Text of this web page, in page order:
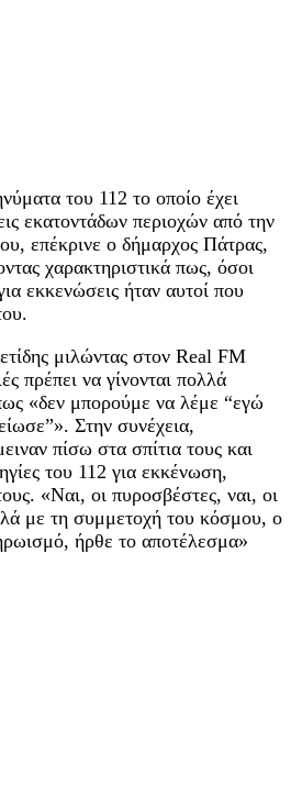
του 112 το οποίο έχει
εκατοντάδων περιοχών από την
επέκρινε ο δήμαρχος Πάτρας,
χαρακτηριστικά πως, όσοι
εκκενώσεις ήταν αυτοί που
μιλώντας στον Real FM
πρέπει να γίνονται πολλά
«δεν μπορούμε να λέμε “εγώ
Στην συνέχεια,
πίσω στα σπίτια τους και
του 112 για εκκένωση,
«Ναι, οι πυροσβέστες, ναι, οι
με τη συμμετοχή του κόσμου, ο
ήρθε το αποτέλεσμα»